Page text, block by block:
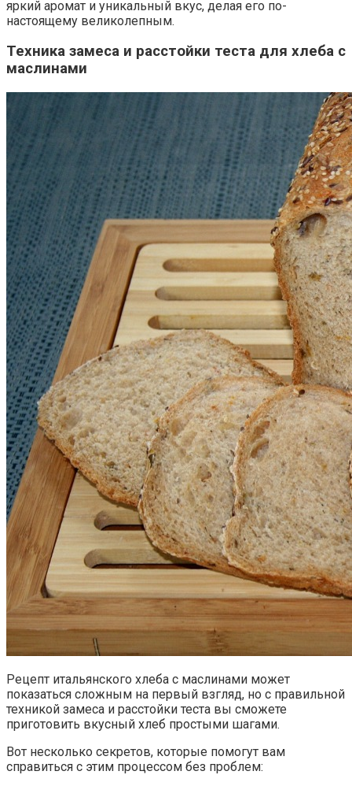
яркий аромат и уникальный вкус, делая его по-
настоящему великолепным.
Техника замеса и расстойки теста для хлеба с
маслинами
Рецепт итальянского хлеба с маслинами может
показаться сложным на первый взгляд, но с правильной
техникой замеса и расстойки теста вы сможете
приготовить вкусный хлеб простыми шагами.
Вот несколько секретов, которые помогут вам
справиться с этим процессом без проблем: